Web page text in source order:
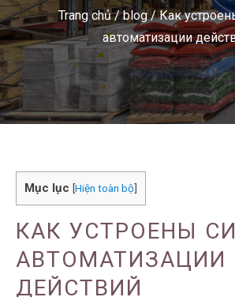
Trang chủ/blog/Как
автоматизации
Mục lục [Hiện toàn bộ]
КАК УСТРОЕНЫ
АВТОМАТИЗАЦИИ
ДЕЙСТВИЙ